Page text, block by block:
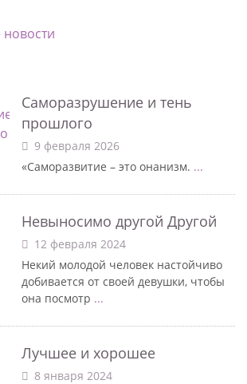
Саморазрушение и тень
прошлого
9 февраля 2026
«Саморазвитие – это онанизм. ...
Невыносимо другой Другой
12 февраля 2024
Некий молодой человек настойчиво
добивается от своей девушки, чтобы
она посмотр ...
Лучшее и хорошее
8 января 2024